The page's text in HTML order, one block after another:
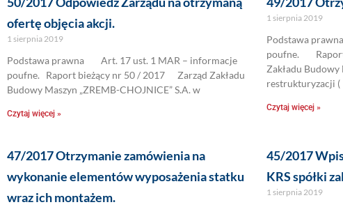
ofertę objęcia akcji.
1 sierpnia 2019
Podstawa prawna Art. 17 ust. 1 MAR – informacje
poufne. Raport bieżący nr 50 / 2017 Zarząd Zakładu
Budowy Maszyn „ZREMB-CHOJNICE” S.A. w
Czytaj więcej »
1 sierpnia 2019
Podstawa
poufne. Raport
Zakładu Budowy
restrukturyzacji (
Czytaj więcej »
47/2017 Otrzymanie zamówienia na
wykonanie elementów wyposażenia statku
wraz ich montażem.
45/2017
KRS spółki
1 sierpnia 2019